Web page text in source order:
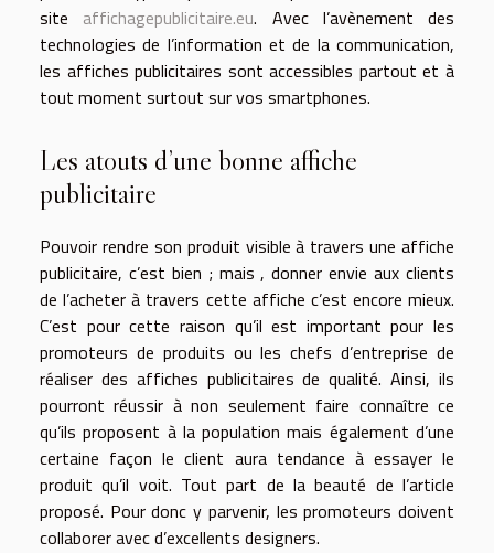
site affichagepublicitaire.eu. Avec l’avènement des
technologies de l’information et de la communication,
les affiches publicitaires sont accessibles partout et à
tout moment surtout sur vos smartphones.
Les atouts d’une bonne affiche
publicitaire
Pouvoir rendre son produit visible à travers une affiche
publicitaire, c’est bien ; mais , donner envie aux clients
de l’acheter à travers cette affiche c’est encore mieux.
C’est pour cette raison qu’il est important pour les
promoteurs de produits ou les chefs d’entreprise de
réaliser des affiches publicitaires de qualité. Ainsi, ils
pourront réussir à non seulement faire connaître ce
qu’ils proposent à la population mais également d’une
certaine façon le client aura tendance à essayer le
produit qu’il voit. Tout part de la beauté de l’article
proposé. Pour donc y parvenir, les promoteurs doivent
collaborer avec d’excellents designers.